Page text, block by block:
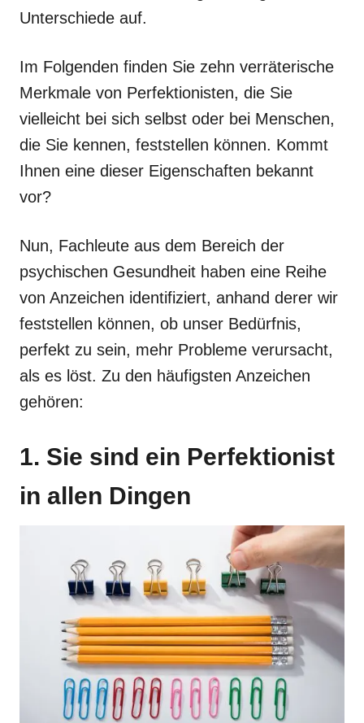
Unterschiede auf.
Im Folgenden finden Sie zehn verräterische
Merkmale von Perfektionisten, die Sie
vielleicht bei sich selbst oder bei Menschen,
die Sie kennen, feststellen können. Kommt
Ihnen eine dieser Eigenschaften bekannt
vor?
Nun, Fachleute aus dem Bereich der
psychischen Gesundheit haben eine Reihe
von Anzeichen identifiziert, anhand derer wir
feststellen können, ob unser Bedürfnis,
perfekt zu sein, mehr Probleme verursacht,
als es löst. Zu den häufigsten Anzeichen
gehören:
1. Sie sind ein Perfektionist
in allen Dingen